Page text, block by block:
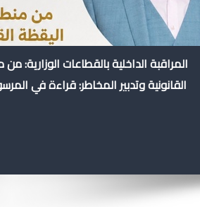
المراقبة الداخلية بالقطاعات الوزارية:
القانونية وتدبير المخاطر: قراءة في المرسوم الصادر